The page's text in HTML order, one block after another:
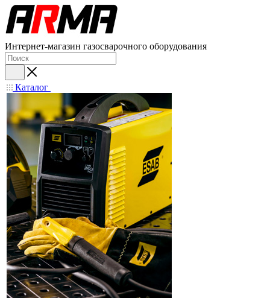
Интернет-магазин газосварочного оборудования
Каталог